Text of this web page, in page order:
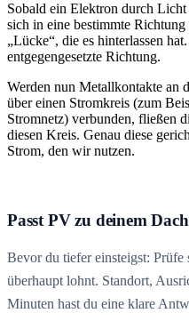
Sobald ein Elektron durch
sich in eine bestimmte
„Lücke“, die es hinterlassen
entgegengesetzte Richtung.
Werden nun Metallkontakte an
über einen Stromkreis (zum
Stromnetz) verbunden, fließen
diesen Kreis. Genau diese
Strom, den wir nutzen.
Passt PV zu deinem
Bevor du tiefer einsteigst:
überhaupt lohnt. Standort,
Minuten hast du eine klare